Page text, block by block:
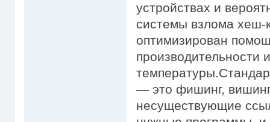
устройствах и
системы взлома хеш-
оптимизирован
производительности
— это фишинг,
несуществующие